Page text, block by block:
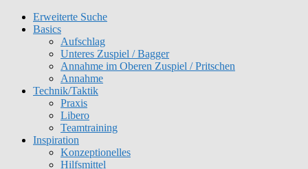
Erweiterte Suche
Basics
Aufschlag
Unteres Zuspiel / Bagger
Annahme im Oberen Zuspiel / Pritschen
Annahme
Technik/Taktik
Praxis
Libero
Teamtraining
Inspiration
Konzeptionelles
Hilfsmittel
Get 30% off your first purchase